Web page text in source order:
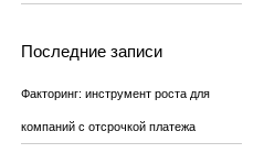
Последние записи
Факторинг: инструмент роста для
компаний с отсрочкой платежа